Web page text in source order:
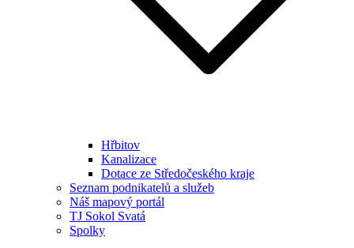
Hřbitov
Kanalizace
Dotace ze Středočeského kraje
Seznam podnikatelů a služeb
Náš mapový portál
TJ Sokol Svatá
Spolky